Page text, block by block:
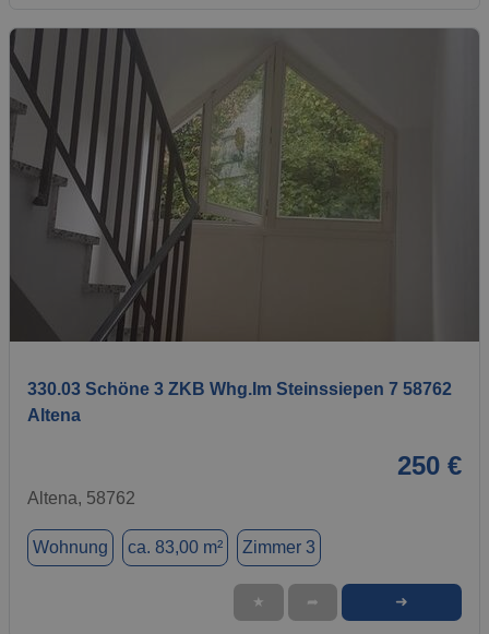
330.03 Schöne 3 ZKB Whg.Im Steinssiepen 7 58762
Altena
250 €
Altena, 58762
Wohnung ca. 83,00 m² Zimmer 3
★ ➦ ➜